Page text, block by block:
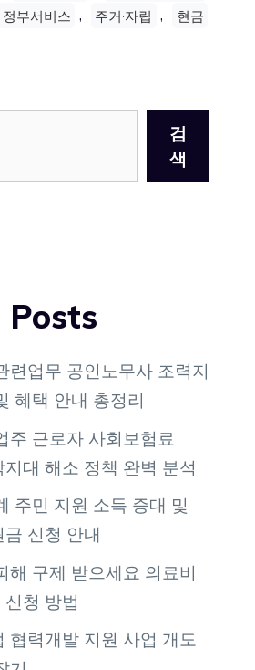
정부서비스 , 주거·자립 , 현금
검
색
Posts
련업무 공인노무사 조력지
혜택 안내 총정리
주 근로자 사회보험료
대 해소 정책 완벽 분석
주민 지원 소득 증대 및
신청 안내
해 구제 받으세요 의료비
청 방법
협력개발 지원 사업 개도